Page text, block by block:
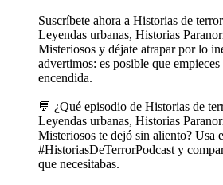
Suscríbete ahora a Historias de
Leyendas urbanas, Historias
Misteriosos y déjate atrapar por lo
advertimos: es posible que
encendida.
💬 ¿Qué episodio de Historias de
Leyendas urbanas, Historias
Misteriosos te dejó sin aliento? Usa
#HistoriasDeTerrorPodcast y
que necesitabas.